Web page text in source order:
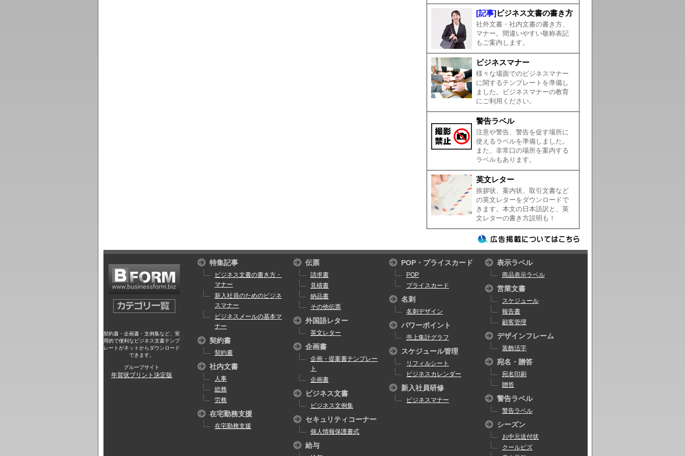
[記事] ビジネス文書の書き方
社外文書・社内文書の書き方、
マナー。間違いやすい敬称表記
もご案内します。
ビジネスマナー
様々な場面でのビジネスマナー
に関するテンプレートを準備し
ました。ビジネスマナーの教育
にご利用ください。
警告ラベル
注意や警告、警告を促す場所に
使えるラベルを準備しました。
また、非常口の場所を案内する
ラベルもあります。
英文レター
挨拶状、案内状、取引文書など
の英文レターをダウンロードで
きます。本文の日本語訳と、英
文レターの書き方説明も！
契約書・企画書・文例集など、実
用的で便利なビジネス文書テンプ
レートがネットからダウンロード
できます。
グループサイト
年賀状プリント決定版
特集記事
ビジネス文書の書き方・
マナー
新入社員のためのビジネ
スマナー
ビジネスメールの基本マ
ナー
契約書
契約書
社内文書
人事
総務
労務
在宅勤務支援
在宅勤務支援
伝票
請求書
見積書
納品書
その他伝票
外国語レター
英文レター
企画書
企画・提案書テンプレー
ト
企画書
ビジネス文書
ビジネス文例集
セキュリティコーナー
個人情報保護書式
給与
POP・プライスカード
POP
プライスカード
名刺
名刺デザイン
パワーポイント
売上集計グラフ
スケジュール管理
リフィルシート
ビジネスカレンダー
新入社員研修
ビジネスマナー
表示ラベル
商品表示ラベル
営業文書
スケジュール
報告書
顧客管理
デザインフレーム
装飾活字
宛名・贈答
宛名印刷
贈答
警告ラベル
警告ラベル
シーズン
お中元送付状
クールビズ